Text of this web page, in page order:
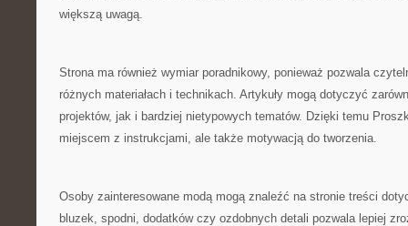
większą uwagą.
Strona ma również wymiar poradnikowy, ponieważ pozwala
różnych materiałach i technikach. Artykuły mogą dotyczyć
projektów, jak i bardziej nietypowych tematów. Dzięki temu
miejscem z instrukcjami, ale także motywacją do tworzenia.
Osoby zainteresowane modą mogą znaleźć na stronie treści
bluzek, spodni, dodatków czy ozdobnych detali pozwala lepiej